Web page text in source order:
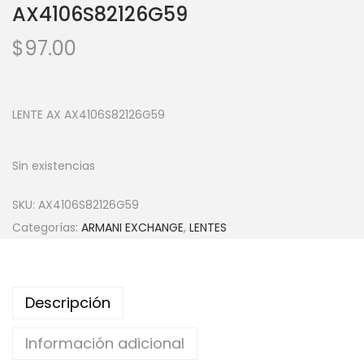
AX4106S82126G59
$97.00
LENTE AX AX4106S82126G59
Sin existencias
SKU: AX4106S82126G59
Categorías: ARMANI EXCHANGE, LENTES
Descripción
Información adicional